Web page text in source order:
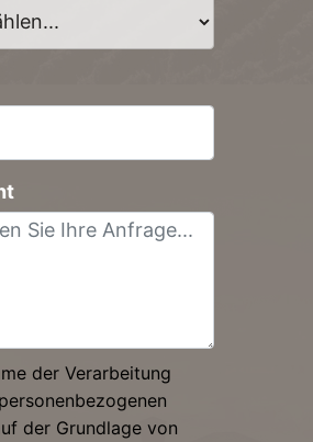
der Verarbeitung
der Grundlage von